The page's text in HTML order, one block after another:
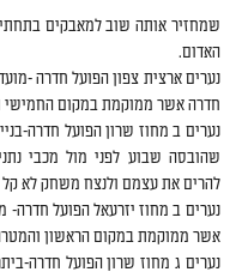
האדום.
חדרה אשר ממוקמת במקום החמישי ורחוקה 5 נק
שהובסה שבוע לפני מול מכבי
להרים את עצמם ולנצח משחק לא קל
אשר ממוקמת במקום הראשון